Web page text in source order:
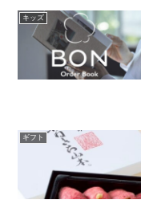
キッズ
ギフト